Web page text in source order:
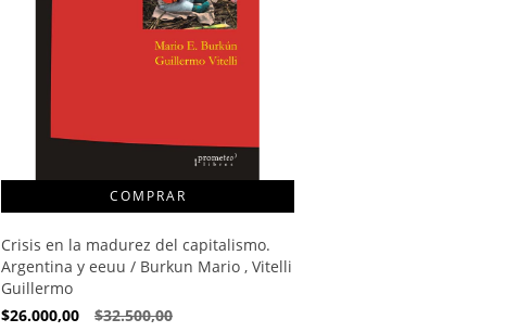
Crisis en la madurez del capitalismo.
Argentina y eeuu / Burkun Mario , Vitelli
Guillermo
$26.000,00
$32.500,00